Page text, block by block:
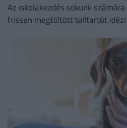
Az iskolakezdés sokunk
frissen megtöltött tolltartót idézi